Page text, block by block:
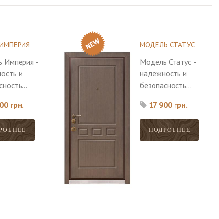
Империя -
и
этой
грн.
МОДЕЛЬ СТАТУС
Модель Статус -
надежность и
безопасность
достоинства этой
модели.
17 900 грн.
ПОДРОБНЕЕ